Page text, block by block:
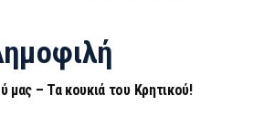
μας – Τα κουκιά του Κρητικού!